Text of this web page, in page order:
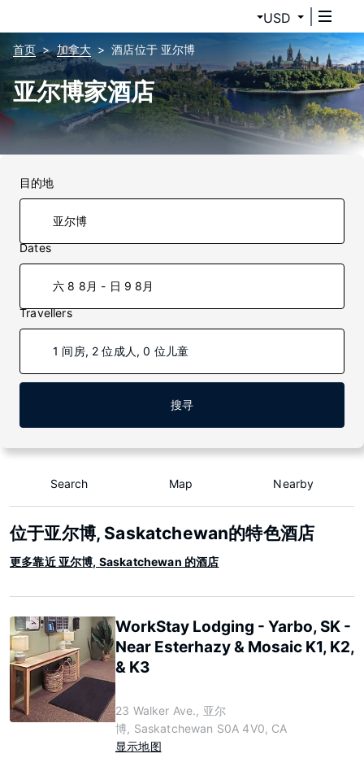
USD
首页 加拿大 酒店位于 亚尔博
亚尔博家酒店
目的地
Dates
六 8 8月 - 日 9 8月
Travellers
1 间房, 2 位成人, 0 位儿童
搜寻
Search Map Nearby
位于亚尔博, Saskatchewan的特色酒店
更多靠近 亚尔博, Saskatchewan 的酒店
WorkStay Lodging - Yarbo, SK -
Near Esterhazy & Mosaic K1, K2,
& K3
23 Walker Ave., 亚尔
博, Saskatchewan S0A 4V0, CA
显示地图